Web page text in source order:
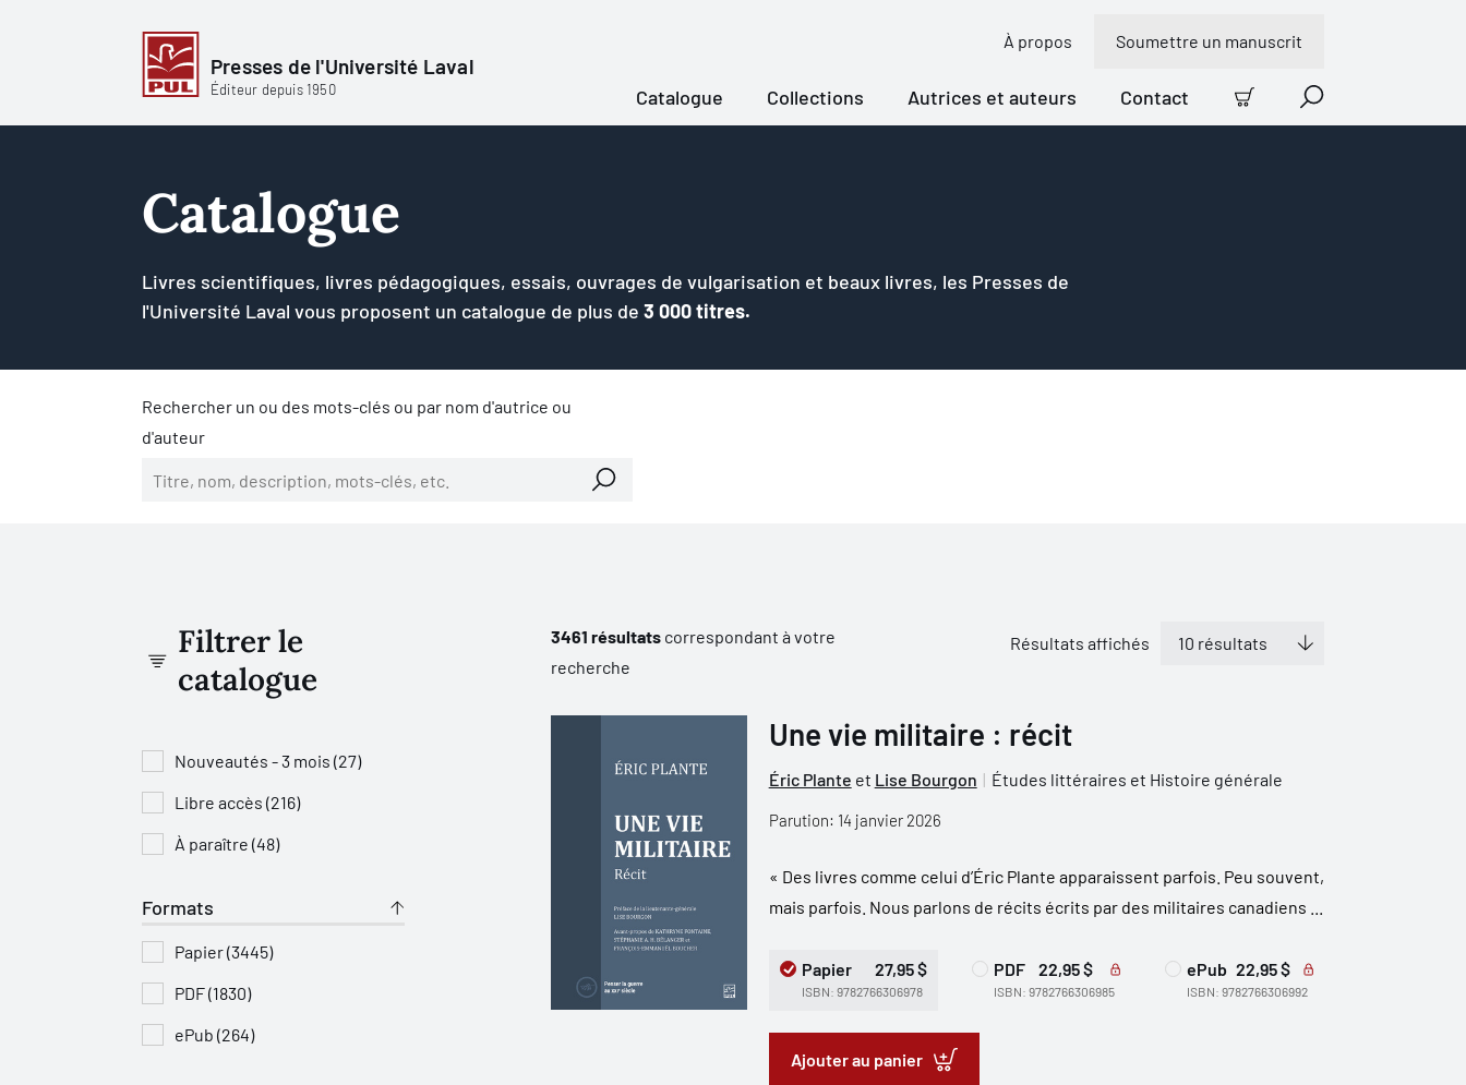
Presses de l'Université Laval
Éditeur depuis 1950
À propos Soumettre un manuscrit
Catalogue Collections Autrices et auteurs Contact
Panier Recherche
Catalogue
Livres scientifiques, livres pédagogiques, essais, ouvrages de vulgarisation et beaux livres, les Presses de
l'Université Laval vous proposent un catalogue de plus de 3 000 titres.
Rechercher un ou des mots-clés ou par nom d'autrice ou
d'auteur
Filtrer le
catalogue
Nouveautés - 3 mois (27)
Libre accès (216)
À paraître (48)
Formats
Papier (3445)
PDF (1830)
ePub (264)
3461 résultatscorrespondant à votre
recherche
Résultats affichés
Une vie militaire : récit
Éric Plante et Lise Bourgon Études littéraires et Histoire générale
Parution: 14 janvier 2026
« Des livres comme celui d’Éric Plante apparaissent parfois. Peu souvent,
mais parfois. Nous parlons de récits écrits par des militaires canadiens ...
Papier 27,95 $
ISBN: 9782766306978
PDF 22,95 $
ISBN: 9782766306985
ePub 22,95 $
ISBN: 9782766306992
Ajouter au panier